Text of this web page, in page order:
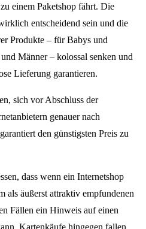
einem Paketshop fährt. Die
entscheidend sein und die
Produkte – für Babys und
Männer – kolossal senken und
Lieferung garantieren.
sich vor Abschluss der
genauer nach
den günstigsten Preis zu
dass wenn ein Internetshop
als äußerst attraktiv empfundenen
Fällen ein Hinweis auf einen
Kartenkäufe hingegen fallen